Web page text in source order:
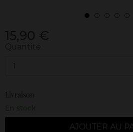
1
Livraison
En stock
AJOUTER AU